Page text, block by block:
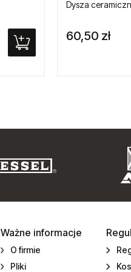
Dysza
60,50 zł
Ważne informacje
O firmie
Pliki